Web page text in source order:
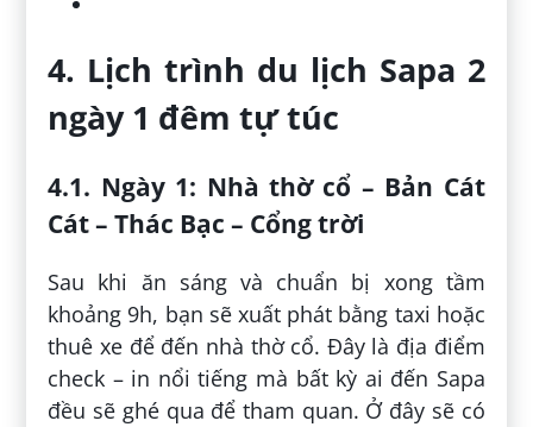
4. Lịch trình du lịch Sapa 2
ngày 1 đêm tự túc
4.1. Ngày 1: Nhà thờ cổ – Bản Cát
Cát – Thác Bạc – Cổng trời
Sau khi ăn sáng và chuẩn bị xong tầm
khoảng 9h, bạn sẽ xuất phát bằng taxi hoặc
thuê xe để đến nhà thờ cổ. Đây là địa điểm
check – in nổi tiếng mà bất kỳ ai đến Sapa
đều sẽ ghé qua để tham quan. Ở đây sẽ có